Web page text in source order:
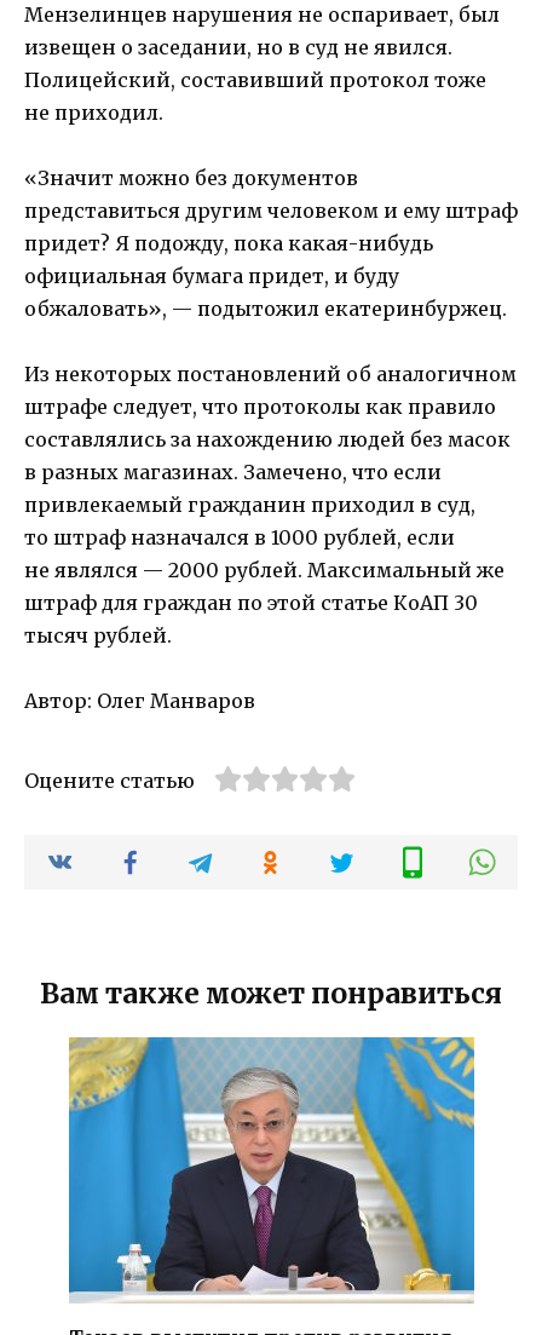
Мензелинцев нарушения не оспаривает, был
извещен о заседании, но в суд не явился.
Полицейский, составивший протокол тоже
не приходил.
«Значит можно без документов
представиться другим человеком и ему штраф
придет? Я подожду, пока какая-нибудь
официальная бумага придет, и буду
обжаловать», — подытожил екатеринбуржец.
Из некоторых постановлений об аналогичном
штрафе следует, что протоколы как правило
составлялись за нахождению людей без масок
в разных магазинах. Замечено, что если
привлекаемый гражданин приходил в суд,
то штраф назначался в 1000 рублей, если
не являлся — 2000 рублей. Максимальный же
штраф для граждан по этой статье КоАП 30
тысяч рублей.
Автор: Олег Манваров
Оцените статью
Вам также может понравиться